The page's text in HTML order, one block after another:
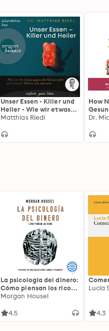
Unser Essen - Killer und
Heiler - Wie wir etwas
gegen die Katastrophe
können (Ungekürzte
Matthias Riedl
How
Dr.
La psicología del dinero:
Cómo piensan los ricos:
18 claves imperecederas
Morgan Housel
4.5
Lucía
4.3